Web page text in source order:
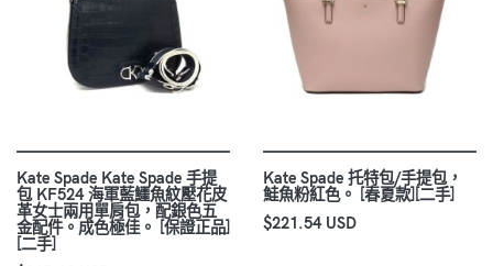
Kate Spade Kate Spade 手提
包 KF524 海軍藍鱷魚紋壓花皮
革女士兩用單肩包，配銀色五
金配件。成色極佳。 [保證正品]
[二手]
Kate Spade 托特包/手提包，
鮭魚粉紅色。 [春夏款][二手]
$221.54 USD